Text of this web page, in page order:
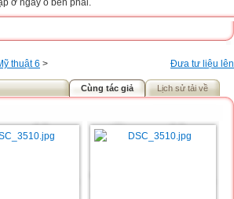
ở ngay ô bên phải.
Đưa tư liệu lên
thuật 6 >
Cùng tác giả Lịch sử tải về